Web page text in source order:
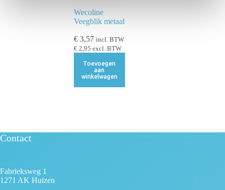
Wecoline
Veegblik metaal
€3,57 incl. BTW
€2,95 excl. BTW
Toevoegen
aan
winkelwagen
Contact
Fabrieksweg 1
1271 AK Huizen